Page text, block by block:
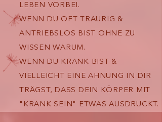
LEBEN VORBEI.
WENN DU OFT TRAURIG &
ANTRIEBSLOS BIST OHNE ZU
WISSEN WARUM.
WENN DU KRANK BIST &
VIELLEICHT EINE AHNUNG IN DIR
TRÄGST, DASS DEIN KÖRPER MIT
"KRANK SEIN" ETWAS AUSDRÜCKT.